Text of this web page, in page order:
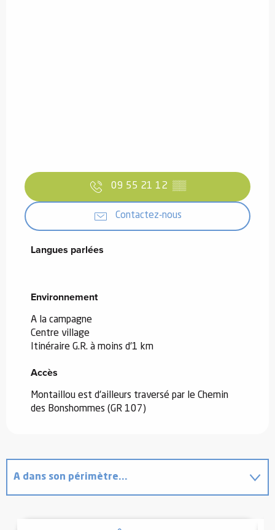
09 55 21 12 ▒▒
Contactez-nous
Langues parlées
Langues parlées
Environnement
Environnement
A la campagne
Centre village
Itinéraire G.R. à moins d'1 km
Accès
Accès
Montaillou est d'ailleurs traversé par le Chemin
des Bonshommes (GR 107)
A dans son périmètre...